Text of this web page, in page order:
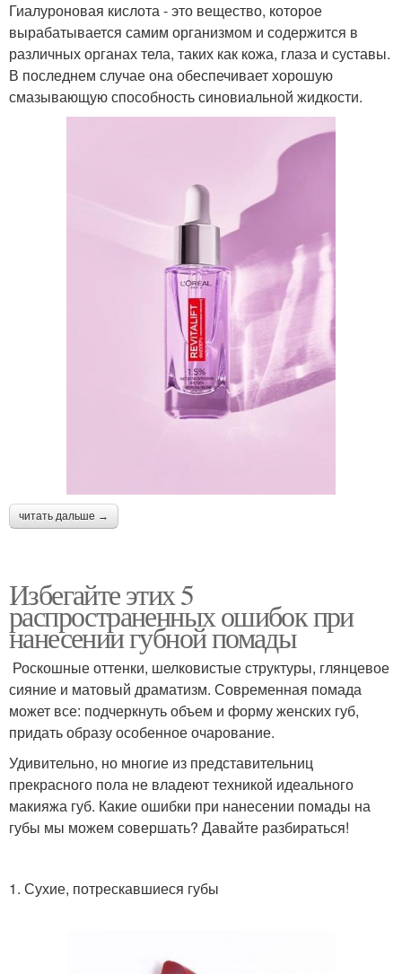
Гиалуроновая кислота - это вещество, которое
вырабатывается самим организмом и содержится в
различных органах тела, таких как кожа, глаза и суставы.
В последнем случае она обеспечивает хорошую
смазывающую способность синовиальной жидкости.
читать дальше →
Избегайте этих 5
распространенных ошибок при
нанесении губной помады
Роскошные оттенки, шелковистые структуры, глянцевое
сияние и матовый драматизм. Современная помада
может все: подчеркнуть объем и форму женских губ,
придать образу особенное очарование.
Удивительно, но многие из представительниц
прекрасного пола не владеют техникой идеального
макияжа губ. Какие ошибки при нанесении помады на
губы мы можем совершать? Давайте разбираться!
1. Сухие, потрескавшиеся губы